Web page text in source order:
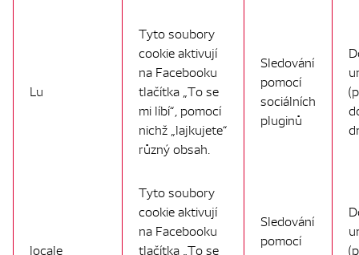
Lu
Tyto soubory
cookie aktivují
na Facebooku
tlačítka „To se
mi líbí“, pomocí
nichž „lajkujete“
různý obsah.
Sledování
pomocí
sociálních
pluginů
locale
Tyto soubory
cookie aktivují
na Facebooku
tlačítka „To se
Sledování
pomocí